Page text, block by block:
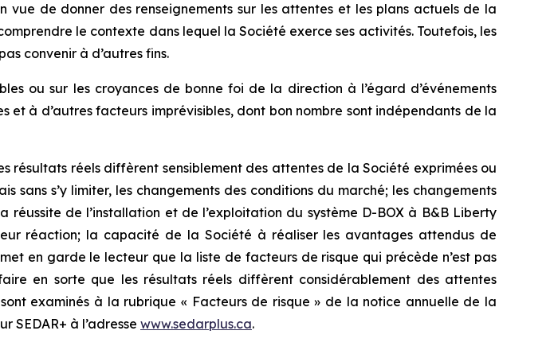
vue de donner des renseignements sur les attentes et les plans actuels de la
le contexte dans lequel la Société exerce ses activités. Toutefois, les
convenir à d’autres fins.
ou sur les croyances de bonne foi de la direction à l’égard d’événements
et à d’autres facteurs imprévisibles, dont bon nombre sont indépendants de la
résultats réels diffèrent sensiblement des attentes de la Société exprimées ou
sans s’y limiter, les changements des conditions du marché; les changements
de l’installation et de l’exploitation du système D-BOX à B&B Liberty
réaction; la capacité de la Société à réaliser les avantages attendus de
en garde le lecteur que la liste de facteurs de risque qui précède n’est pas
en sorte que les résultats réels diffèrent considérablement des attentes
examinés à la rubrique « Facteurs de risque » de la notice annuelle de la
SEDAR+ à l’adresse www.sedarplus.ca.